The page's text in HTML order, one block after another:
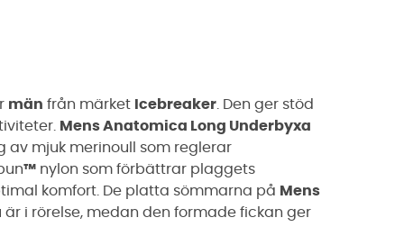
män från märket Icebreaker . Den ger stöd
Mens Anatomica Long Underbyxa
av mjuk merinoull som reglerar
™ nylon som förbättrar plaggets
komfort. De platta sömmarna på Mens
i rörelse, medan den formade fickan ger